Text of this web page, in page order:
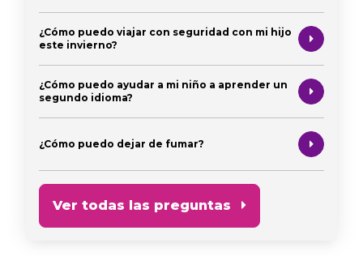
¿Cómo puedo viajar con seguridad con mi hijo
este invierno?
¿Cómo puedo ayudar a mi niño a aprender un
segundo idioma?
¿Cómo puedo dejar de fumar?
Ver todas las preguntas